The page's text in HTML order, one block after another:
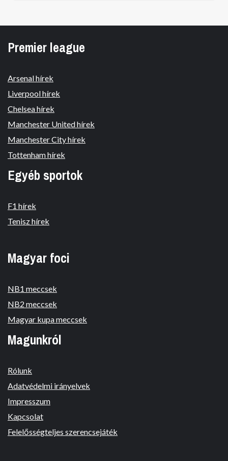
Premier league
Arsenal hírek
Liverpool hírek
Chelsea hírek
Manchester United hírek
Manchester City hírek
Tottenham hírek
Egyéb sportok
F1 hírek
Tenisz hírek
Magyar foci
NB1 meccsek
NB2 meccsek
Magyar kupa meccsek
Magunkról
Rólunk
Adatvédelmi irányelvek
Impresszum
Kapcsolat
Felelősségteljes szerencsejáték